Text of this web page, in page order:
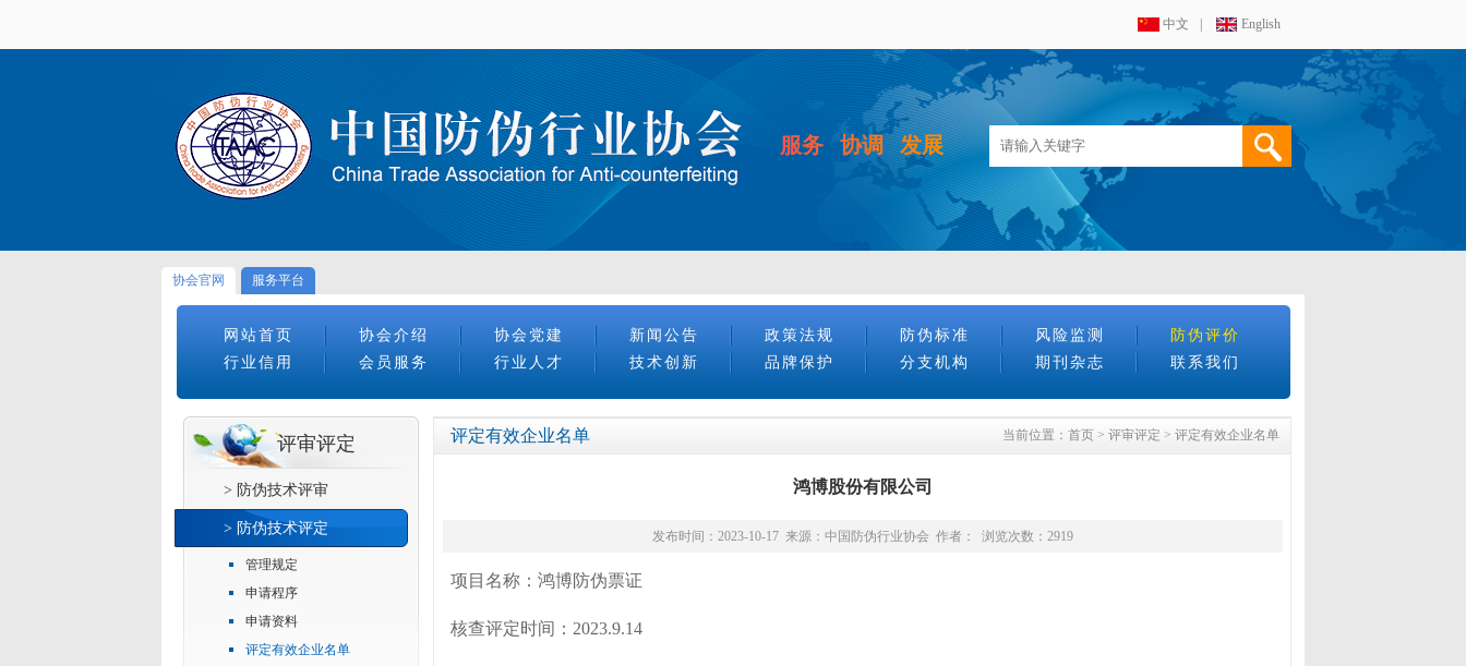
中文 English
服务 协调 发展
协会官网 服务平台
网站首页 协会介绍 协会党建 新闻公告 政策法规 防伪标准 风险监测
防伪评价
行业信用
会员服务 行业人才 技术创新 品牌保护 分支机构 期刊杂志 联系我们
评审评定
> 防伪技术评审
> 防伪技术评定
管理规定
申请程序
申请资料
评定有效企业名单
当前位置： 首页 > 评审评定 > 评定有效企业名单
评定有效企业名单
鸿博股份有限公司
发布时间：2023-10-17 来源：中国防伪行业协会 作者： 浏览次数：2919
项目名称：鸿博防伪票证
核查评定时间：2023.9.14